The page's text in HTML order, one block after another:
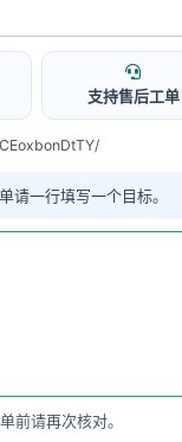
支持售后工单
请一行填写一个目标。
前请再次核对。